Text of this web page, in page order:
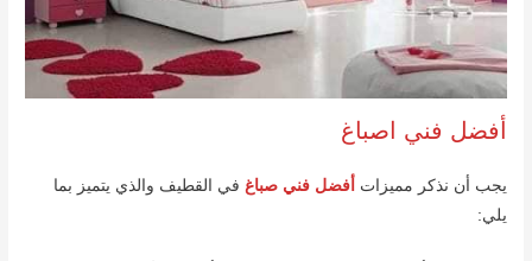
أفضل فني اصباغ
يجب أن نذكر مميزات أفضل فني صباغ في القطيف والذي يتميز بما
يلي: